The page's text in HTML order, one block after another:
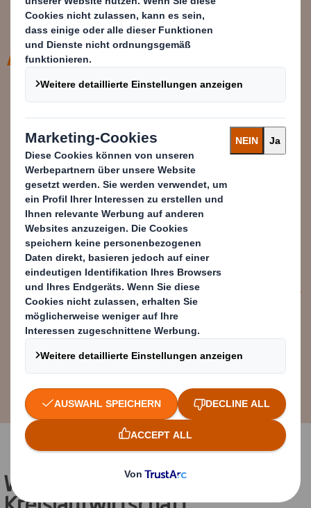
Vor allem aber müssen
Verpackungen angesichts der
globalen Herausforderungen der
Nachhaltigkeit neu definiert
werden - von der
Wiederverwertbarkeit über den
Klimawandel bis hin zum Druck auf
die Wasserressourcen.
Miles Roberts
Group Chief Executive bei DS Smith
Wir investieren in die